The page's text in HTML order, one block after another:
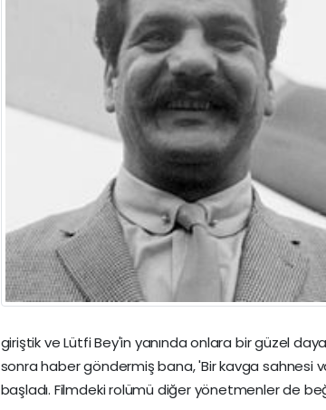
giriştik ve Lütfi Bey'in yanında onlara bir güzel
sonra haber göndermiş bana, 'Bir kavga sahnesi
başladı. Filmdeki rolümü diğer yönetmenler de